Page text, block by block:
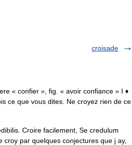
croisade
« confier », fig. « avoir confiance » I ♦
ce que vous dites. Ne croyez rien de ce
Croire facilement, Se credulum
par quelques conjectures que j ay,